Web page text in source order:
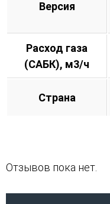
Версия
Расход газа
(САБК), м3/ч
Страна
Отзывов пока нет.